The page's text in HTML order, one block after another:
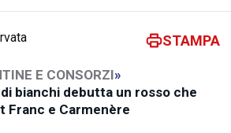
STAMPA
E CONSORZI»
bianchi debutta un rosso che
Franc e Carmenère